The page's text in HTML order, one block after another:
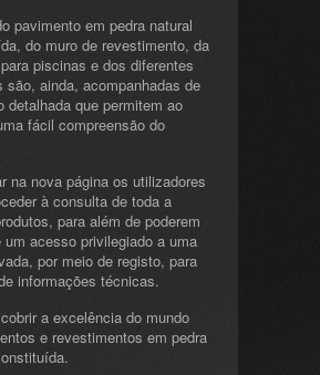
pavimento em pedra natural
do muro de revestimento, da
piscinas e dos diferentes
são, ainda, acompanhadas de
detalhada que permitem ao
fácil compreensão do
na nova página os utilizadores
à consulta de toda a
para além de poderem
um acesso privilegiado a uma
por meio de registo, para
informações técnicas.
a excelência do mundo
e revestimentos em pedra